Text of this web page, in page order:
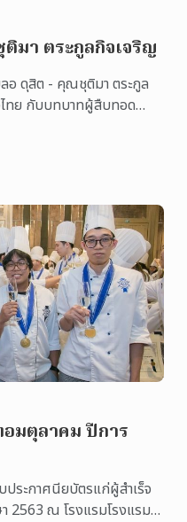
า ตระกูลกิจเจริญ
อ ดุสิต - คุณชุติมา ตระกูล
ทย กับบทบาทผู้สืบทอด
มตุลาคม ปีการ
ระกาศนียบัตรแก่ผู้สำเร็จ
2563 ณ โรงแรมโรงแรม